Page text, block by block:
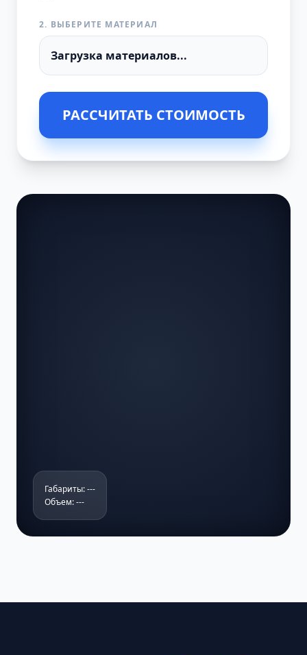
2. ВЫБЕРИТЕ МАТЕРИАЛ
РАССЧИТАТЬ СТОИМОСТЬ
Габариты: ---
Объем: ---